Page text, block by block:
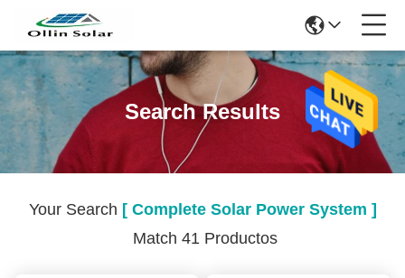
Search Results
Your Search [ Complete Solar Power System ]
Match 41 Productos